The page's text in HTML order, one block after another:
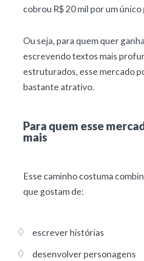
cobrou R$ 20 mil por um
Ou seja, para quem quer
escrevendo textos mais
estruturados, esse mercado
bastante atrativo.
Para quem esse
mais
Esse caminho costuma
que gostam de:
escrever histórias
desenvolver personagens